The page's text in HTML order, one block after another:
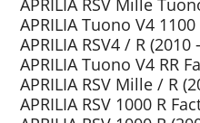
APRILIA RSV Mille
APRILIA Tuono V4
APRILIA RSV4 / R (2010
APRILIA Tuono V4 RR
APRILIA RSV Mille / R
APRILIA RSV 1000 R